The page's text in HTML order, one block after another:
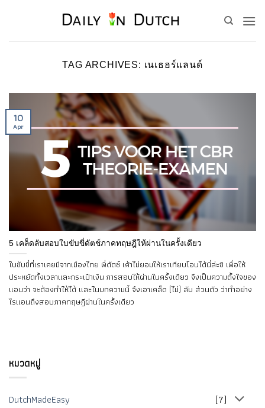
TAG ARCHIVES: เนเธฮร์แลนด์
5 เคล็ดลับสอบใบขับขี่ดัตช์ภาคทฤษฎีให้ผ่านในครั้งเดียว
ใบขับขี่ที่เราเคยมีจากเมืองไทย พี่ดัตช์ เค้าไม่ยอมให้เราเทียบโอนได้นี่ล่ะซิ เพื่อให้
ประหยัดทั้งเวลาและกระเป๋าเงิน การสอบให้ผ่านในครั้งเดียว จึงเป็นความตั้งใจของ
แอนว่า จะต้องทำให้ได้ และในบทความนี้ จึงเอาเคล็ด (ไม่) ลับ ส่วนตัว ว่าทำอย่าง
ไรแอนถึงสอบภาคทฤษฎีผ่านในครั้งเดียว
10
Apr
หมวดหมู่
DutchMadeEasy
(7)